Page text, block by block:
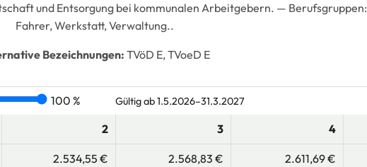
und Entsorgung bei kommunalen Arbeitgebern. — Berufsgruppen:
Fahrer, Werkstatt, Verwaltung..
Bezeichnungen: TVöD E, TVoeD E
100 % Gültig ab 1.5.2026–31.3.2027
2 3 4
2.534,55 € 2.568,83 € 2.611,69 €